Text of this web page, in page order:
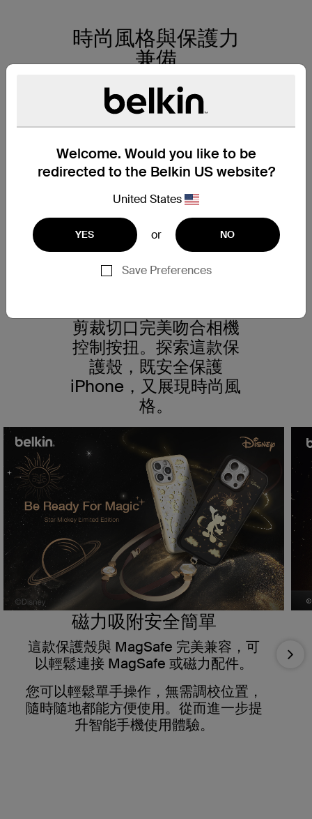
Welcome. Would you like to be
redirected to the Belkin US website?
United States
YES or NO
Save Preferences
時尚風格與保護力
兼備
在任何環境都能享受極
致的觀賞體驗，這款磁
力保護殼不僅擁有卓越
保護功能，更與
MagSafe 完美兼容，單
手就能輕鬆吸附
iPhone。抗紫外線物料
能防止變色和損耗，微
凸邊緣則保護相機和螢
幕的安全。纖薄輕巧的
剪裁切口完美吻合相機
控制按扭。探索這款保
護殼，既安全保護
iPhone，又展現時尚風
格。
磁力吸附安全簡單
這款保護殼與 MagSafe 完美兼容，可
以輕鬆連接 MagSafe 或磁力配件。
您可以輕鬆單手操作，無需調校位置，
隨時隨地都能方便使用。從而進一步提
升智能手機使用體驗。
Next